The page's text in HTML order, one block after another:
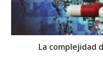
La complejidad